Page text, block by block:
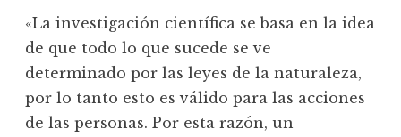
«La investigación científica se basa en la idea
de que todo lo que sucede se ve
determinado por las leyes de la naturaleza,
por lo tanto esto es válido para las acciones
de las personas. Por esta razón, un